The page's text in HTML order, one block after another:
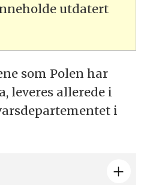
utdatert
som Polen har
leveres allerede i
i